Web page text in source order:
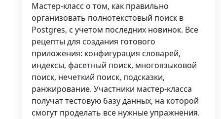
Мастер-класс о том, как правильно
организовать полнотекстовый поиск в
Postgres, с учетом последних новинок. Все
рецепты для создания готового
приложения: конфигурация словарей,
индексы, фасетный поиск, многоязыковой
поиск, нечеткий поиск, подсказки,
ранжирование. Участники мастер-класса
получат тестовую базу данных, на которой
смогут проделать все нужные упражнения.